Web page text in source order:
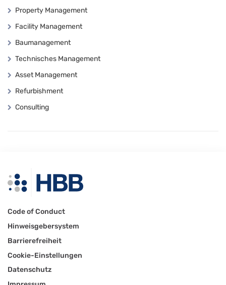
Property Management
Facility Management
Baumanagement
Technisches Management
Asset Management
Refurbishment
Consulting
Code of Conduct
Hinweisgebersystem
Barrierefreiheit
Cookie-Einstellungen
Datenschutz